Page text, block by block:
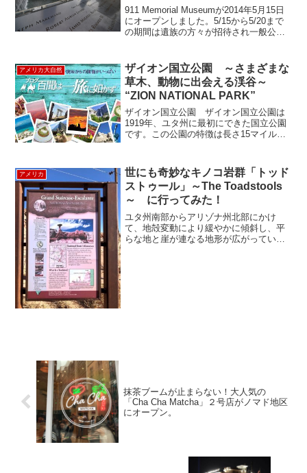
ました。
911 Memorial Museumが2014年5月15日
にオープンしました。5/15から5/20まで
の期間は遺族の方々が招待され一般公開
に見えるのがミュージア...
アメリカ大自然
ザイオン国立公園 ～さまざまな
草木、動物に出会える渓谷～
“ZION NATIONAL PARK”
ザイオン国立公園 ザイオン国立公園は
1919年、ユタ州に最初にできた国立公園
です。この公園の特徴は長さ15マイル
ン川によって、赤く日に焼けた砂岩が侵
食されたも...
アメリカ
世にも奇妙なキノコ岩群「トッド
ストゥール」～The Toadstools
～ に行ってみた！
ユタ州南部からアリゾナ州北部にかけ
て、地殻変動により緩やかに傾斜し、平
らな地と崖が連なる地形が広がっていま
抹茶ブームが止まらない！大人気の
「Cha Cha Matcha」２号店がノマド地区
にオープン。